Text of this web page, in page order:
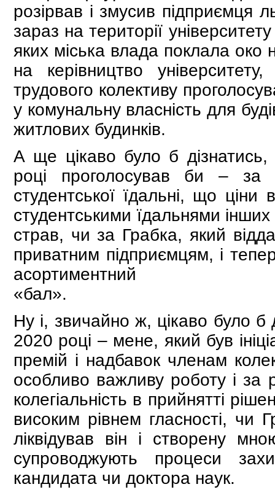
розірвав і змусив підприємця
зараз на території
яких міська влада поклала око
на керівництво
трудового колективу
у комунальну власність для
житлових будинків.
А ще цікаво було б дізнатись,
році проголосував би – за
студентської їдальні, що
студентськими їдальнями інших
страв, чи за Грабка, який
приватним підприємцям, і
асортиментний
«бал».
Ну і, звичайно ж, цікаво було б
2020 році – мене, який був
премій і надбавок членам
особливо важливу роботу і за
колегіальність в прийнятті
високим рівнем гласності, чи
ліквідував він і створену
супроводжують процеси
кандидата чи доктора наук.